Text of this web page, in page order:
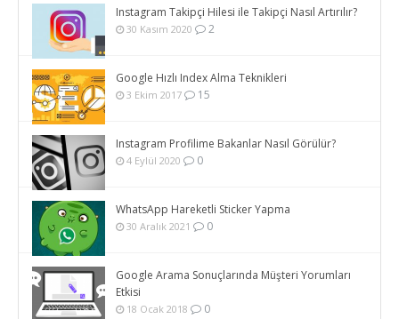
Instagram Takipçi Hilesi ile Takipçi Nasıl Artırılır?
30 Kasım 2020 2
Google Hızlı Index Alma Teknikleri
3 Ekim 2017 15
Instagram Profilime Bakanlar Nasıl Görülür?
4 Eylül 2020 0
WhatsApp Hareketli Sticker Yapma
30 Aralık 2021 0
Google Arama Sonuçlarında Müşteri Yorumları
Etkisi
18 Ocak 2018 0